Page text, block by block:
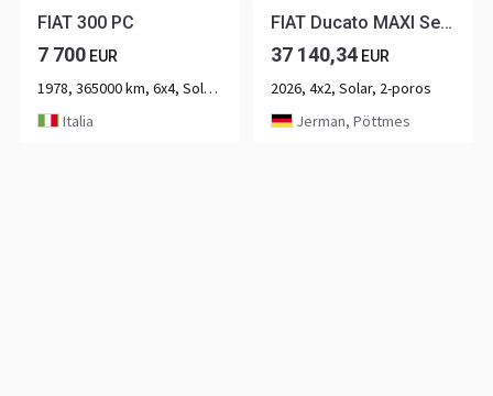
FIAT 300 PC
7 700 EUR
1978, 365000 km, 6x4, Solar, 3-poros
Italia
FIAT Ducato MAXI Serie 9.2 2025 DOKA 3-Seitenkipper...
37 140,34 EUR
2026, 4x2, Solar, 2-poros
Jerman, Pöttmes